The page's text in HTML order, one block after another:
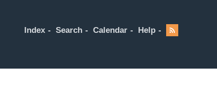
Index Search Calendar Help